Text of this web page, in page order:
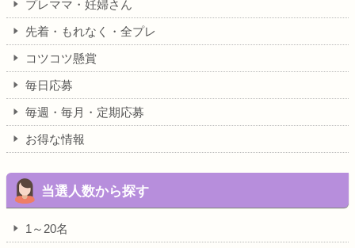
プレママ・妊婦さん
先着・もれなく・全プレ
コツコツ懸賞
毎日応募
毎週・毎月・定期応募
お得な情報
当選人数から探す
1～20名